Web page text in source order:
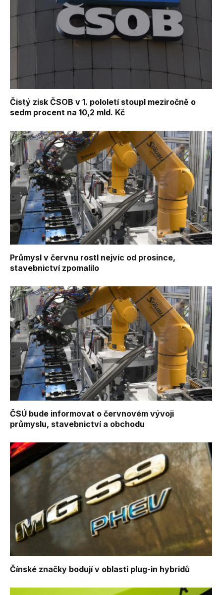
Čistý zisk ČSOB v 1. pololetí stoupl meziročně o
sedm procent na 10,2 mld. Kč
Průmysl v červnu rostl nejvíc od prosince,
stavebnictví zpomalilo
ČSÚ bude informovat o červnovém vývoji
průmyslu, stavebnictví a obchodu
Čínské značky bodují v oblasti plug-in hybridů